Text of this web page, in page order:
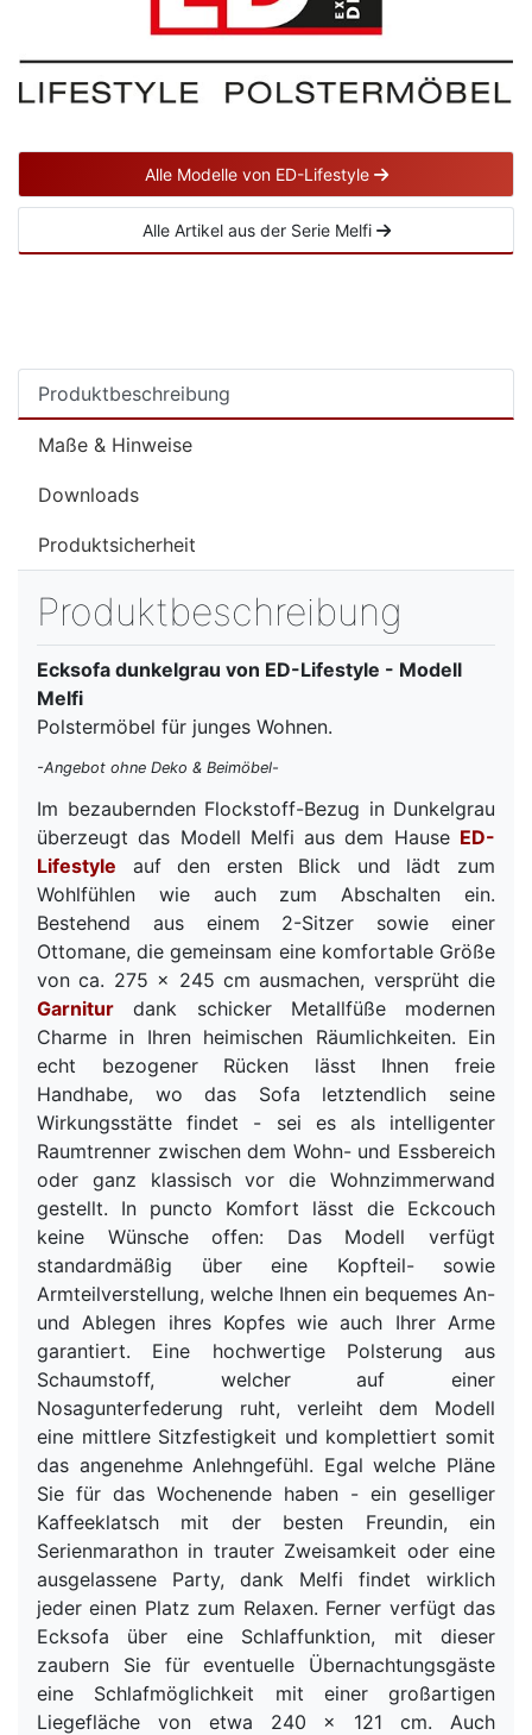
Alle Modelle von ED-Lifestyle
Alle Artikel aus der Serie Melfi
Produktbeschreibung
Maße & Hinweise
Downloads
Produktsicherheit
Produktbeschreibung
Ecksofa dunkelgrau von ED-Lifestyle - Modell
Melfi
Polstermöbel für junges Wohnen.
-Angebot ohne Deko & Beimöbel-
Im bezaubernden Flockstoff-Bezug in Dunkelgrau
überzeugt das Modell Melfi aus dem Hause ED-
Lifestyle auf den ersten Blick und lädt zum
Wohlfühlen wie auch zum Abschalten ein.
Bestehend aus einem 2-Sitzer sowie einer
Ottomane, die gemeinsam eine komfortable Größe
von ca. 275 x 245 cm ausmachen, versprüht die
Garnitur dank schicker Metallfüße modernen
Charme in Ihren heimischen Räumlichkeiten. Ein
echt bezogener Rücken lässt Ihnen freie
Handhabe, wo das Sofa letztendlich seine
Wirkungsstätte findet - sei es als intelligenter
Raumtrenner zwischen dem Wohn- und Essbereich
oder ganz klassisch vor die Wohnzimmerwand
gestellt. In puncto Komfort lässt die Eckcouch
keine Wünsche offen: Das Modell verfügt
standardmäßig über eine Kopfteil- sowie
Armteilverstellung, welche Ihnen ein bequemes An-
und Ablegen ihres Kopfes wie auch Ihrer Arme
garantiert. Eine hochwertige Polsterung aus
Schaumstoff, welcher auf einer
Nosagunterfederung ruht, verleiht dem Modell
eine mittlere Sitzfestigkeit und komplettiert somit
das angenehme Anlehngefühl. Egal welche Pläne
Sie für das Wochenende haben - ein geselliger
Kaffeeklatsch mit der besten Freundin, ein
Serienmarathon in trauter Zweisamkeit oder eine
ausgelassene Party, dank Melfi findet wirklich
jeder einen Platz zum Relaxen. Ferner verfügt das
Ecksofa über eine Schlaffunktion, mit dieser
zaubern Sie für eventuelle Übernachtungsgäste
eine Schlafmöglichkeit mit einer großartigen
Liegefläche von etwa 240 x 121 cm. Auch